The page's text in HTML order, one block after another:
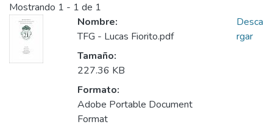
Mostrando 1 - 1 de 1
Nombre:
TFG - Lucas Fiorito.pdf
Tamaño:
227.36 KB
Formato:
Adobe Portable Document
Format
Desca
rgar